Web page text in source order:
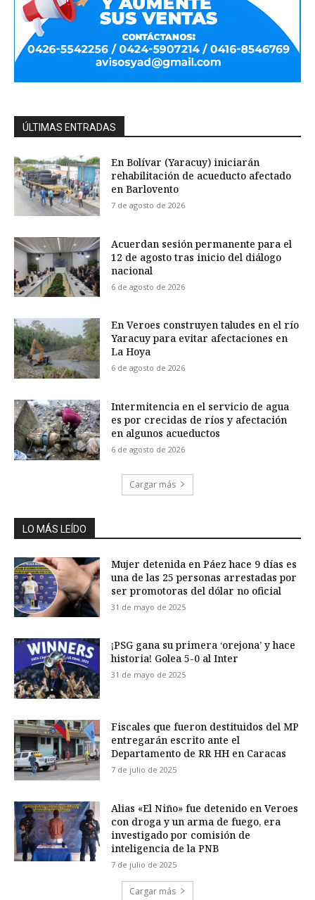
ÚLTIMAS ENTRADAS
En Bolívar (Yaracuy) iniciarán
rehabilitación de acueducto afectado
en Barlovento
7 de agosto de 2026
Acuerdan sesión permanente para el
12 de agosto tras inicio del diálogo
nacional
6 de agosto de 2026
En Veroes construyen taludes en el río
Yaracuy para evitar afectaciones en
La Hoya
6 de agosto de 2026
Intermitencia en el servicio de agua
es por crecidas de ríos y afectación
en algunos acueductos
6 de agosto de 2026
Cargar más
LO MÁS LEÍDO
Mujer detenida en Páez hace 9 días es
una de las 25 personas arrestadas por
ser promotoras del dólar no oficial
31 de mayo de 2025
¡PSG gana su primera ‘orejona’ y hace
historia! Golea 5-0 al Inter
31 de mayo de 2025
Fiscales que fueron destituidos del MP
entregarán escrito ante el
Departamento de RR HH en Caracas
7 de julio de 2025
Alias «El Niño» fue detenido en Veroes
con droga y un arma de fuego, era
investigado por comisión de
inteligencia de la PNB
7 de julio de 2025
Cargar más